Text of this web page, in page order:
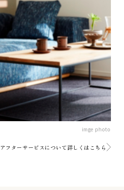
imge photo
アフターサービスについて詳しくはこちら